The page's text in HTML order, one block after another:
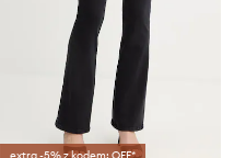
extra -5% z kodem: OFF*